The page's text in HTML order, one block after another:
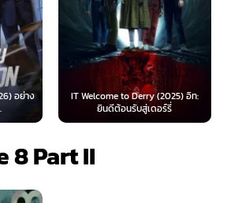
to Derry (2025) อิท:
ยินดีต้อนรับสู่เดอร์รี่
Beyond Sasquatch
8 Part II